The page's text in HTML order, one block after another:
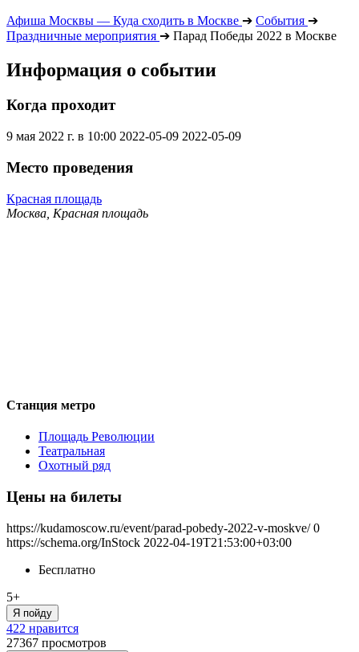
Афиша Москвы — Куда сходить в Москве ➔ События ➔
Праздничные мероприятия ➔ Парад Победы 2022 в Москве
Информация о событии
Когда проходит
9 мая 2022 г. в 10:00 2022-05-09 2022-05-09
Место проведения
Красная площадь
Москва, Красная площадь
Станция метро
Площадь Революции
Театральная
Охотный ряд
Цены на билеты
https://kudamoscow.ru/event/parad-pobedy-2022-v-moskve/ 0
https://schema.org/InStock 2022-04-19T21:53:00+03:00
Бесплатно
5+
Я пойду
422 нравится
27367 просмотров